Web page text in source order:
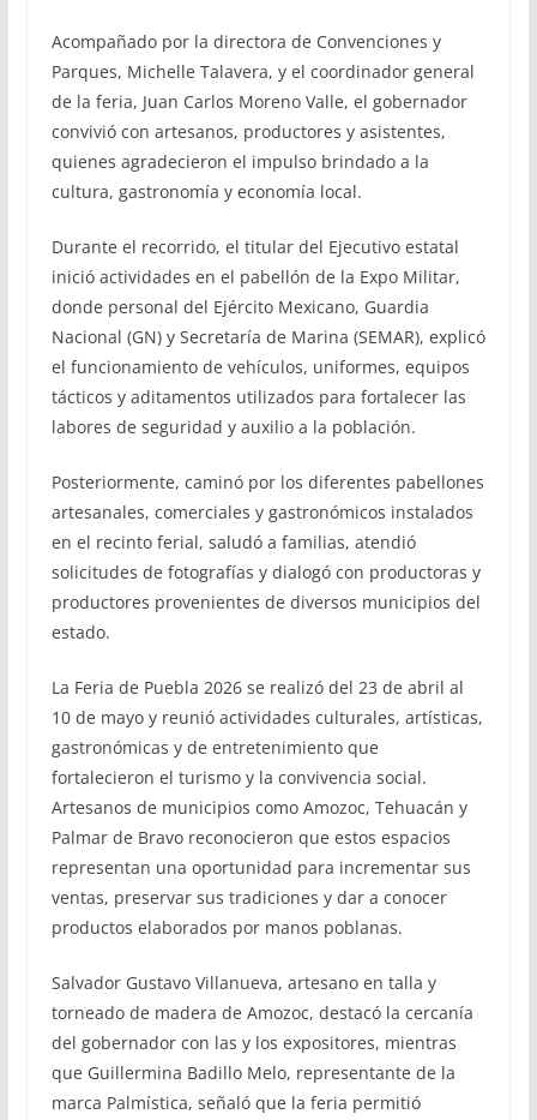
Acompañado por la directora de Convenciones y
Parques, Michelle Talavera, y el coordinador general
de la feria, Juan Carlos Moreno Valle, el gobernador
convivió con artesanos, productores y asistentes,
quienes agradecieron el impulso brindado a la
cultura, gastronomía y economía local.
Durante el recorrido, el titular del Ejecutivo estatal
inició actividades en el pabellón de la Expo Militar,
donde personal del Ejército Mexicano, Guardia
Nacional (GN) y Secretaría de Marina (SEMAR), explicó
el funcionamiento de vehículos, uniformes, equipos
tácticos y aditamentos utilizados para fortalecer las
labores de seguridad y auxilio a la población.
Posteriormente, caminó por los diferentes pabellones
artesanales, comerciales y gastronómicos instalados
en el recinto ferial, saludó a familias, atendió
solicitudes de fotografías y dialogó con productoras y
productores provenientes de diversos municipios del
estado.
La Feria de Puebla 2026 se realizó del 23 de abril al
10 de mayo y reunió actividades culturales, artísticas,
gastronómicas y de entretenimiento que
fortalecieron el turismo y la convivencia social.
Artesanos de municipios como Amozoc, Tehuacán y
Palmar de Bravo reconocieron que estos espacios
representan una oportunidad para incrementar sus
ventas, preservar sus tradiciones y dar a conocer
productos elaborados por manos poblanas.
Salvador Gustavo Villanueva, artesano en talla y
torneado de madera de Amozoc, destacó la cercanía
del gobernador con las y los expositores, mientras
que Guillermina Badillo Melo, representante de la
marca Palmística, señaló que la feria permitió